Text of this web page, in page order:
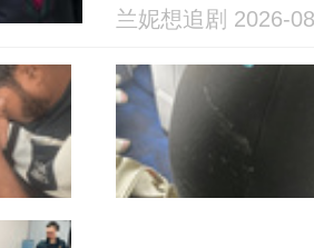
兰妮想追剧 2026-